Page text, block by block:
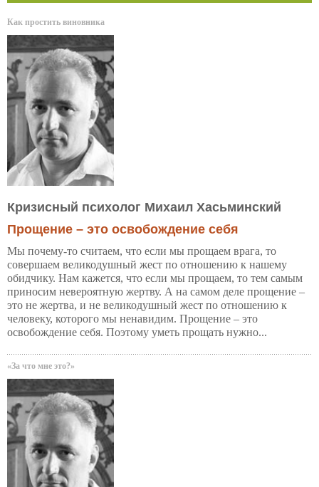
Как простить виновника
Кризисный психолог Михаил Хасьминский
Прощение – это освобождение себя
Мы почему-то считаем, что если мы прощаем врага, то
совершаем великодушный жест по отношению к нашему
обидчику. Нам кажется, что если мы прощаем, то тем самым
приносим невероятную жертву. А на самом деле прощение –
это не жертва, и не великодушный жест по отношению к
человеку, которого мы ненавидим. Прощение – это
освобождение себя. Поэтому уметь прощать нужно...
«За что мне это?»